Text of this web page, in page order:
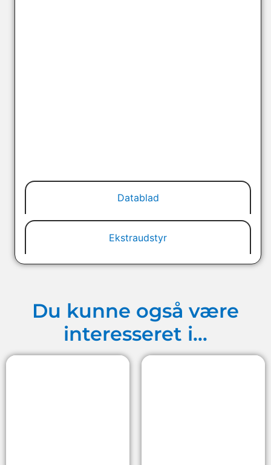
Datablad
Ekstraudstyr
Du kunne også være
interesseret i…